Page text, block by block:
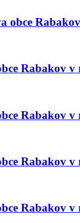
obce
Rabakov
Rabakov
Rabakov
Rabakov